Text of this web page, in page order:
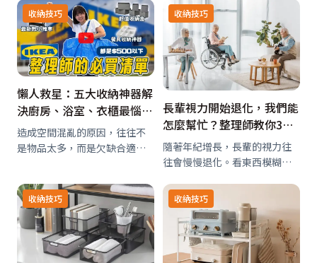
多添購了收納盒，卻好像越放
越擁擠。整理師表示，這是新
手爸媽非常常見的狀況。不是
懶惰，也不是收納…
具與收納用品，幫助民眾打造
兼具個人風格與舒適的好感居
家空間。
收納技巧
懶人救星：五大收納神器解
決廚房、浴室、衣櫃最惱人
的亂象
造成空間混亂的原因，往往不
是物品太多，而是欠缺合適的
分類不明確、取物不順手，導
致越收越亂。本篇文章綜合整
理師最常使用的5種收納工具，
分別針對廚房、浴…
收納技巧
長輩視力開始退化，我們能
怎麼幫忙？整理師教你3招
打造貼心無障礙空間
隨著年紀增長，長輩的視力往
往會慢慢退化。看東西模糊、
容易造成不便。很多家人會以
為只要「打掃乾淨」或「多裝
一盞燈」就能改善。但真正能
讓生活更安全、更自在的關
鍵，其實藏在「動線、…
收納技巧 收納技巧